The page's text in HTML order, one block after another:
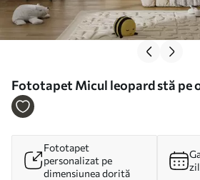
Fototapet Micul leopard stă pe
frunze acuarelă Nr. w00889
Fototapet
personalizat pe
dimensiunea dorită